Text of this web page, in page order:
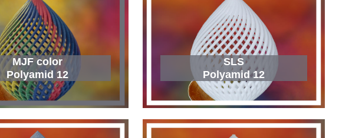
MJF color
Polyamid 12
SLS
Polyamid 12